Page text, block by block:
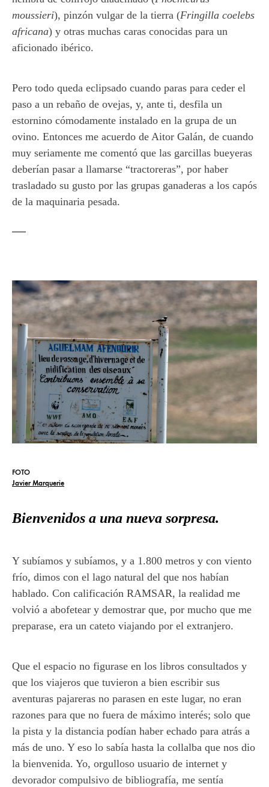
moussieri), pinzón vulgar de la tierra (Fringilla coelebs
africana) y otras muchas caras conocidas para un
aficionado ibérico.
Pero todo queda eclipsado cuando paras para ceder el
paso a un rebaño de ovejas, y, ante ti, desfila un
estornino cómodamente instalado en la grupa de un
ovino. Entonces me acuerdo de Aitor Galán, de cuando
muy seriamente me comentó que las garcillas bueyeras
deberían pasar a llamarse “tractoreras”, por haber
trasladado su gusto por las grupas ganaderas a los capós
de la maquinaria pesada.
FOTO
Javier Marquerie
Bienvenidos a una nueva sorpresa.
Y subíamos y subíamos, y a 1.800 metros y con viento
frío, dimos con el lago natural del que nos habían
hablado. Con calificación RAMSAR, la realidad me
volvió a abofetear y demostrar que, por mucho que me
preparase, era un cateto viajando por el extranjero.
Que el espacio no figurase en los libros consultados y
que los viajeros que tuvieron a bien escribir sus
aventuras pajareras no parasen en este lugar, no eran
razones para que no fuera de máximo interés; solo que
la pista y la distancia podían haber echado para atrás a
más de uno. Y eso lo sabía hasta la collalba que nos dio
la bienvenida. Yo, orgulloso usuario de internet y
devorador compulsivo de bibliografía, me sentía